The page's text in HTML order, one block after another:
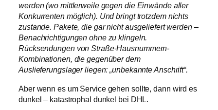
werden (wo mittlerweile gegen die Einwände aller
Konkurrenten möglich). Und bringt trotzdem nichts
zustande. Pakete, die gar nicht ausgeliefert werden –
Benachrichtigungen ohne zu klingeln.
Rücksendungen von Straße-Hausnummern-
Kombinationen, die gegenüber dem
Auslieferungslager liegen: „unbekannte Anschrift“.
Aber wenn es um Service gehen sollte, dann wird es
dunkel – katastrophal dunkel bei DHL.